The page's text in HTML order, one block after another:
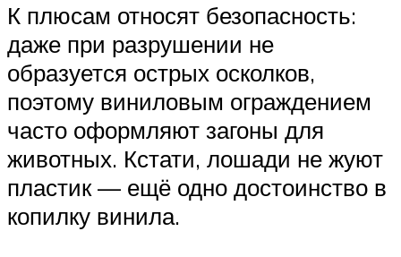
К плюсам относят безопасность:
даже при разрушении не
образуется острых осколков,
поэтому виниловым ограждением
часто оформляют загоны для
животных. Кстати, лошади не жуют
пластик — ещё одно достоинство в
копилку винила.